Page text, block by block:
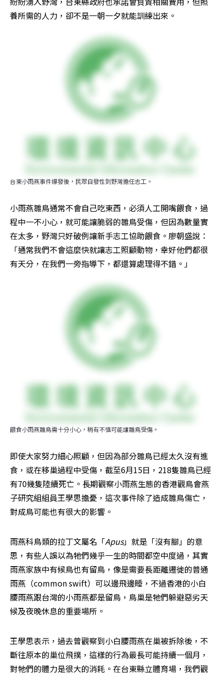
養所需的人力，卻不是一朝一夕就能訓練出來。
台東小雨燕事件爆發後，民眾自發性到野灣擔任志工。
小雨燕雛鳥通常不會自己吃東西，必須人工開嘴餵食，過
程中一不小心，就可能讓脆弱的雛鳥受傷，但因為數量實
在太多，野灣只好破例讓新手志工協助餵食。廖朝盛說：
「通常我們不會這麼快就讓志工照顧動物，幸好他們都很
有天分，在我們一旁指導下，都還算處理得不錯。」
餵食小雨燕雛鳥需十分小心，稍有不慎可能讓雛鳥受傷。
即使大家努力細心照顧，但因為部分雛鳥已經太久沒有進
食，或在移巢過程中受傷，截至6月15日，218隻雛鳥已經
有70幾隻陸續死亡。長期觀察小雨燕生態的香港觀鳥會燕
子研究組組員王學思擔憂，這次事件除了造成雛鳥傷亡，
對成鳥可能也有很大的影響。
雨燕科鳥類的拉丁文屬名「Apus」就是「沒有腳」的意
思，有些人誤以為牠們幾乎一生的時間都空中度過，其實
雨燕家族中有候鳥也有留鳥，像是需要長距離遷徙的普通
雨燕（common swift）可以邊飛邊睡，不過香港的小白
腰雨燕跟台灣的小雨燕都是留鳥，鳥巢是牠們躲避惡劣天
候及夜晚休息的重要場所。
王學思表示，過去曾觀察到小白腰雨燕在巢被拆除後，不
斷往原本的巢位飛撲，這樣的行為最長可能持續一個月，
對牠們的體力是很大的消耗。在台東縣立體育場，我們觀